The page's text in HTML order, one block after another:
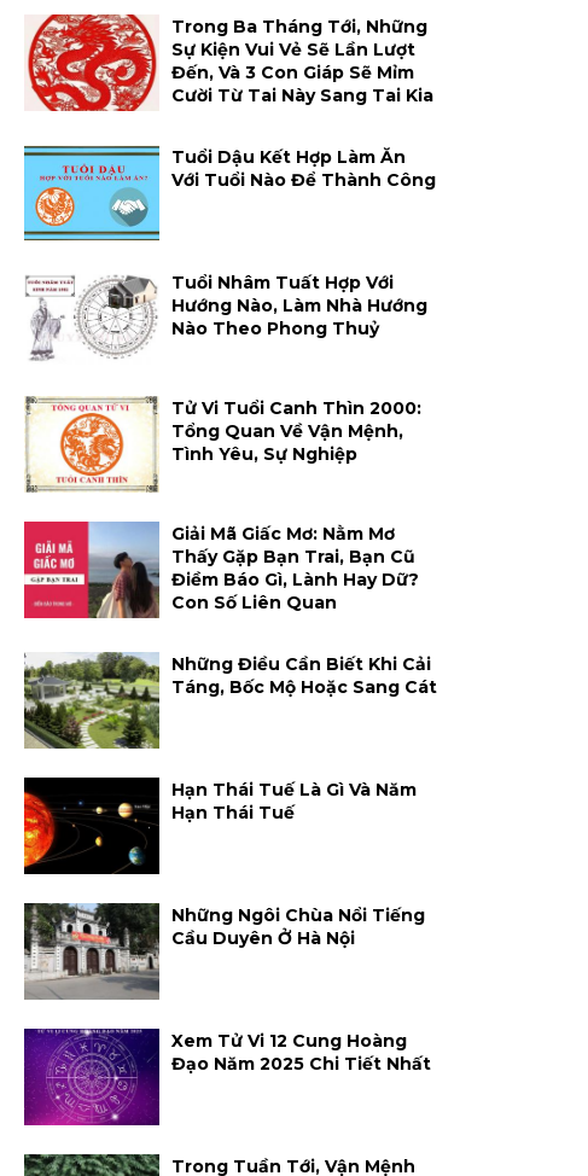
Trong Ba Tháng Tới, Những
Sự Kiện Vui Vẻ Sẽ Lần Lượt
Đến, Và 3 Con Giáp Sẽ Mỉm
Cười Từ Tai Này Sang Tai Kia
Tuổi Dậu Kết Hợp Làm Ăn
Với Tuổi Nào Để Thành Công
Tuổi Nhâm Tuất Hợp Với
Hướng Nào, Làm Nhà Hướng
Nào Theo Phong Thuỷ
Tử Vi Tuổi Canh Thìn 2000:
Tổng Quan Về Vận Mệnh,
Tình Yêu, Sự Nghiệp
Giải Mã Giấc Mơ: Nằm Mơ
Thấy Gặp Bạn Trai, Bạn Cũ
Điềm Báo Gì, Lành Hay Dữ?
Con Số Liên Quan
Những Điều Cần Biết Khi Cải
Táng, Bốc Mộ Hoặc Sang Cát
Hạn Thái Tuế Là Gì Và Năm
Hạn Thái Tuế
Những Ngôi Chùa Nổi Tiếng
Cầu Duyên Ở Hà Nội
Xem Tử Vi 12 Cung Hoàng
Đạo Năm 2025 Chi Tiết Nhất
Trong Tuần Tới, Vận Mệnh